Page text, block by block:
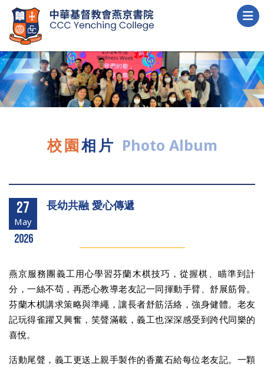
校園相片 Photo Album
27
May
2026
長幼共融 愛心傳遞
燕京服務團義工用心學習芬蘭木棋技巧，從握棋、瞄準到計
分，一絲不苟，再悉心教導老友記一同揮動手臂、舒展筋骨。
芬蘭木棋講求策略與準繩，讓長者舒筋活絡，強身健體。老友
記玩得雀躍又興奮，笑聲滿載，義工也深深感受到跨代同樂的
喜悅。
活動尾聲，義工更送上親手製作的香薰石給每位老友記。一顆